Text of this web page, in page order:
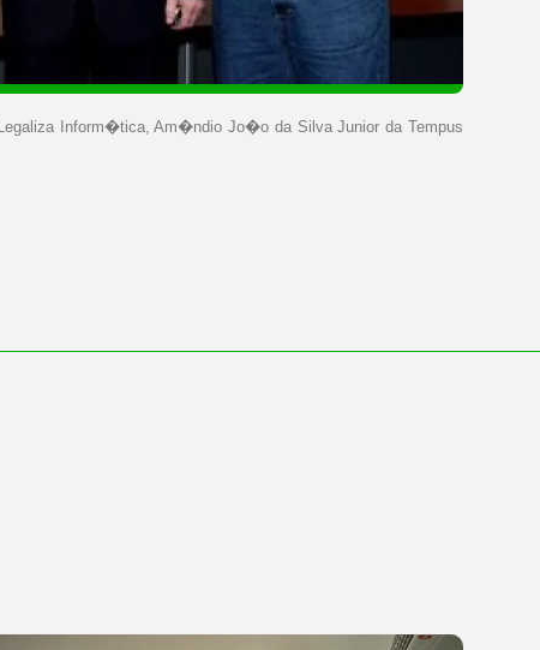
Inform�tica, Am�ndio Jo�o da Silva Junior da Tempus